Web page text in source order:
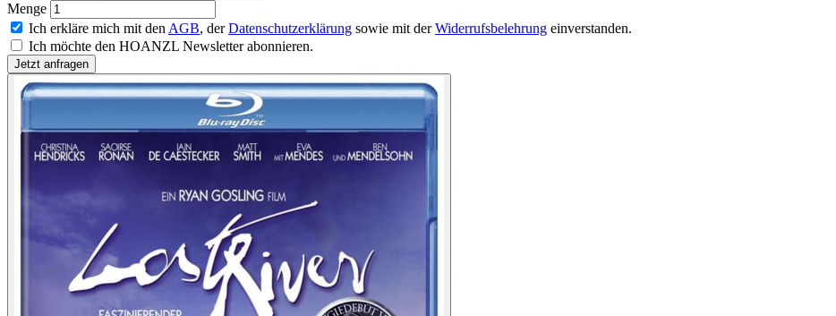
Menge
Ich erkläre mich mit den AGB, derDatenschutzerklärung sowie mit derWiderrufsbelehrung einverstanden.
Ich möchte den HOANZL Newsletter abonnieren.